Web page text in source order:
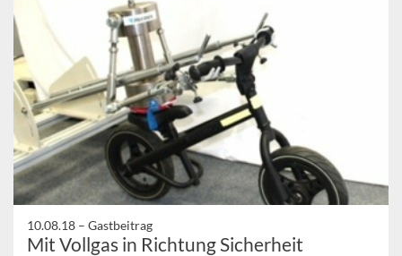
10.08.18 – Gastbeitrag
Mit Vollgas in Richtung Sicherheit